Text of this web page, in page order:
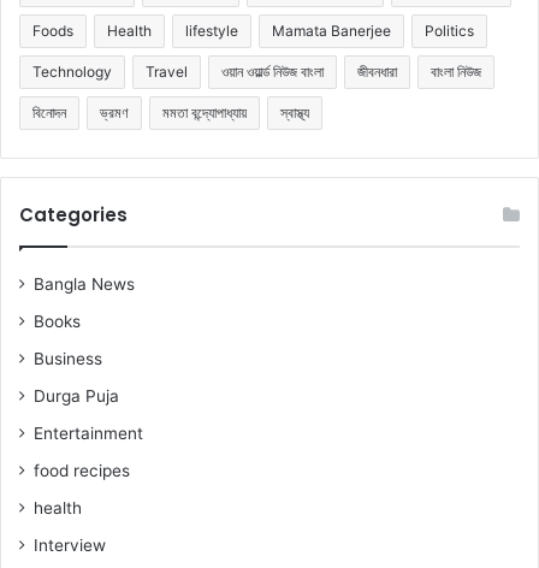
Foods Health lifestyle Mamata Banerjee Politics
Technology Travel ওয়ান ওয়ার্ল্ড নিউজ বাংলা জীবনধারা বাংলা নিউজ
বিনোদন ভ্রমণ মমতা বন্দ্যোপাধ্যায় স্বাস্থ্য
Categories
Bangla News
Books
Business
Durga Puja
Entertainment
food recipes
health
Interview